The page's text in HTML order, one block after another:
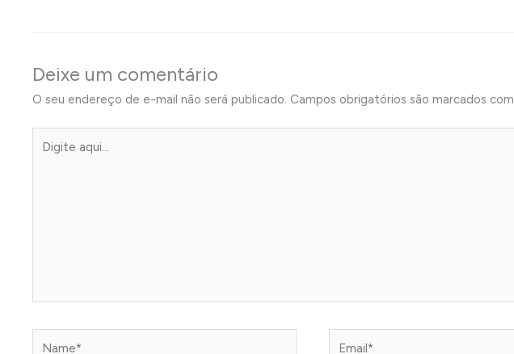
Deixe um comentário
O seu endereço de e-mail não será publicado. Campos obrigatórios são marcados com
aqui...